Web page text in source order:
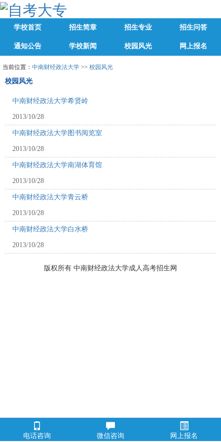
学校首页 招生简章 招生专业 招生问答
通知公告 学校新闻 校园风光 网上报名
当前位置： 中南财经政法大学 >> 校园风光
校园风光
中南财经政法大学希贤岭
2013/10/28
中南财经政法大学图书阅览室
2013/10/28
中南财经政法大学南湖体育馆
2013/10/28
中南财经政法大学青云桥
2013/10/28
中南财经政法大学白水桥
2013/10/28
版权所有 中南财经政法大学成人高考招生网
电话咨询 微信咨询 网上报名